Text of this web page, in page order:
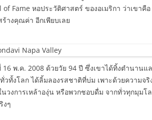
of Fame หอประวัติศาสตร์ ของอเมริกา ว่าเขา
างคุณค่า อีกเพียบเลย
พ.ค. 2008 ด้วยวัย 94 ปี ซึ่งเขาได้ทิ้งตำนาน
วทั้งโลก ได้ลิ้มลองรสชาติที่บ่ม เพาะด้วยความจริ
วงการเหล้าองุ่น หรือพวกชอบดื่ม จากทั่วทุกมุมโ
งๆ